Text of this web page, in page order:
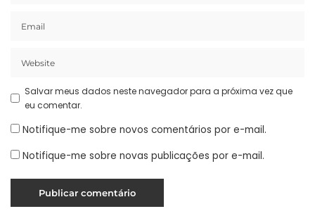
Salvar meus dados neste navegador para a próxima vez que
eu comentar.
Notifique-me sobre novos comentários por e-mail.
Notifique-me sobre novas publicações por e-mail.